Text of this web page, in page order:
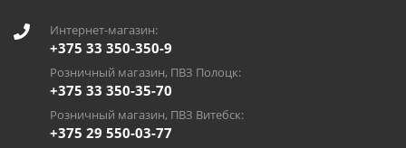
Интернет-магазин:
+375 33 350-350-9
Розничный магазин, ПВЗ Полоцк:
+375 33 350-35-70
Розничный магазин, ПВЗ Витебск:
+375 29 550-03-77